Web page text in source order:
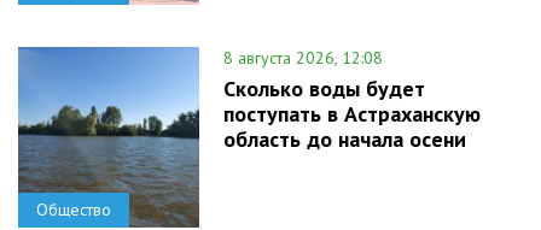
Общество
8 августа 2026, 12:08
Сколько воды будет
поступать в Астраханскую
область до начала осени